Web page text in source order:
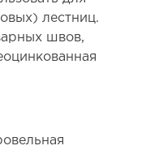
лестниц.
швов,